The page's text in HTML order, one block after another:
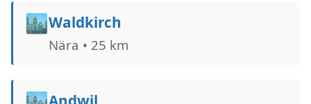
🏙️Waldkirch
Nära • 25 km